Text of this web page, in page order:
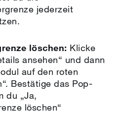
jederzeit
löschen: Klicke
ansehen“ und dann
auf den roten
Bestätige das Pop-
du „Ja,
löschen“